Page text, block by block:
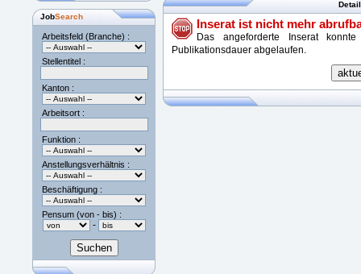
JobSearch
Arbeitsfeld (Branche) :
Stellentitel :
Kanton :
Arbeitsort :
Funktion :
Anstellungsverhältnis :
Beschäftigung :
Pensum (von - bis) :
-
Inserat ist nicht mehr
Das angeforderte Inserat
Publikationsdauer abgelaufen.